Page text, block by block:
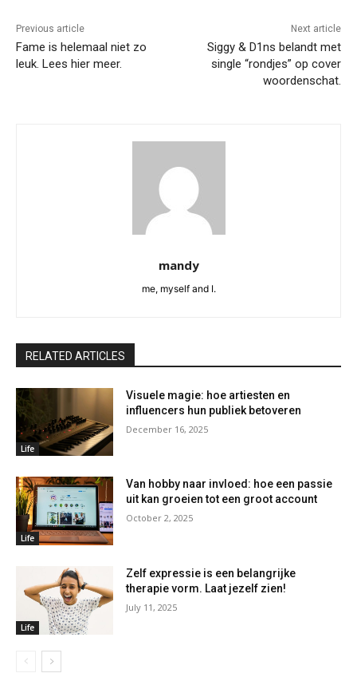
Previous article
Fame is helemaal niet zo
leuk. Lees hier meer.
Next article
Siggy & D1ns belandt met
single “rondjes” op cover
woordenschat.
mandy
me, myself and I.
RELATED ARTICLES
Life
Visuele magie: hoe artiesten en
influencers hun publiek betoveren
December 16, 2025
Life
Van hobby naar invloed: hoe een passie
uit kan groeien tot een groot account
October 2, 2025
Life
Zelf expressie is een belangrijke
therapie vorm. Laat jezelf zien!
July 11, 2025